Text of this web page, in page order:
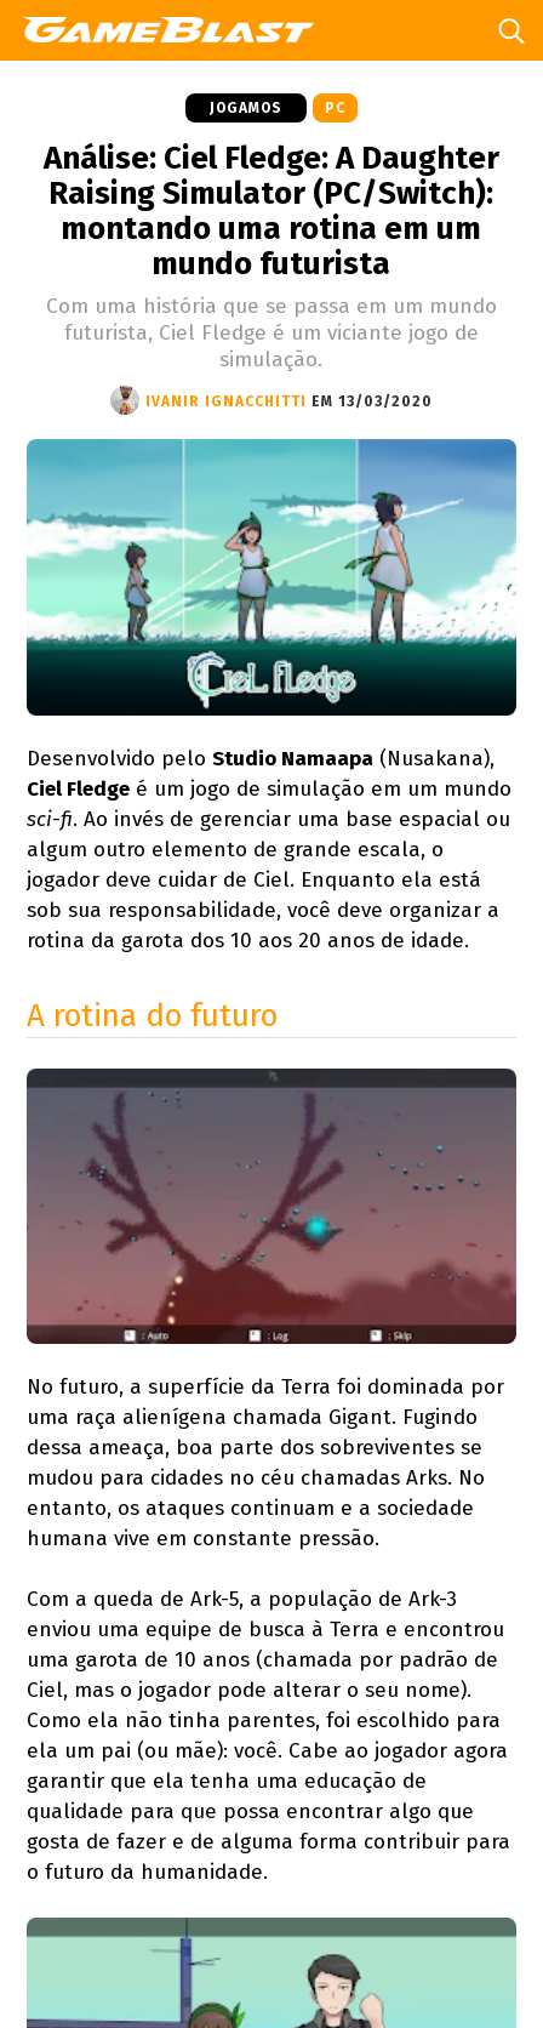
JOGAMOS PC
Análise: Ciel Fledge: A Daughter
Raising Simulator (PC/Switch):
montando uma rotina em um
mundo futurista
Com uma história que se passa em um mundo
futurista, Ciel Fledge é um viciante jogo de
simulação.
IVANIR IGNACCHITTI EM 13/03/2020
Desenvolvido peloStudio Namaapa (Nusakana),
Ciel Fledge é um jogo de simulação em um mundo
sci-fi. Ao invés de gerenciar uma base espacial ou
algum outro elemento de grande escala, o
jogador deve cuidar de Ciel. Enquanto ela está
sob sua responsabilidade, você deve organizar a
rotina da garota dos 10 aos 20 anos de idade.
A rotina do futuro
No futuro, a superfície da Terra foi dominada por
uma raça alienígena chamada Gigant. Fugindo
dessa ameaça, boa parte dos sobreviventes se
mudou para cidades no céu chamadas Arks. No
entanto, os ataques continuam e a sociedade
humana vive em constante pressão.
Com a queda de Ark-5, a população de Ark-3
enviou uma equipe de busca à Terra e encontrou
uma garota de 10 anos (chamada por padrão de
Ciel, mas o jogador pode alterar o seu nome).
Como ela não tinha parentes, foi escolhido para
ela um pai (ou mãe): você. Cabe ao jogador agora
garantir que ela tenha uma educação de
qualidade para que possa encontrar algo que
gosta de fazer e de alguma forma contribuir para
o futuro da humanidade.